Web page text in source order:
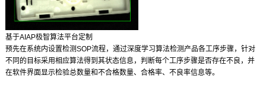
基于AIAP极智算法平台定制
预先在系统内设置检测SOP流程，通过深度学习算法检测产品各工序步骤，针对
不同的目标采用相应算法得到其状态信息，判断每个工序步骤是否存在不良，并
在软件界面显示检验总数量和不合格数量、合格率、不良率信息等。